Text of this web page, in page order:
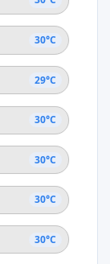
30°C
29°C
30°C
30°C
30°C
30°C